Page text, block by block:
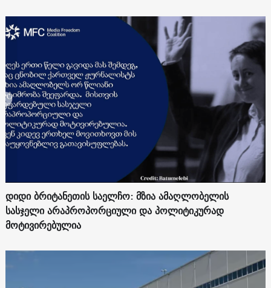
დიდი ბრიტანეთის საელჩო: მზია ამაღლობელის
სასჯელი არაპროპორციული და პოლიტიკურად
მოტივირებულია